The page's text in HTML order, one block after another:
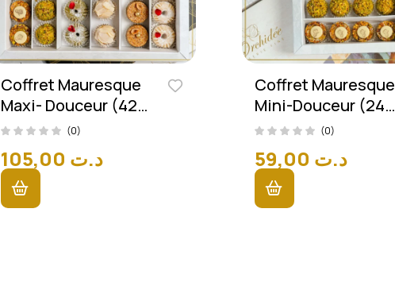
Coffret Mauresque
Maxi- Douceur (42
Pièces)
(0)
د.ت
Coffret Mauresque
Mini-Douceur (24
Pièces)
(0)
د.ت